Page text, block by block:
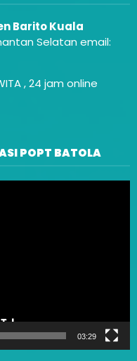
Barito Kuala
Selatan email:
, 24 jam online
POPT BATOLA
03:29